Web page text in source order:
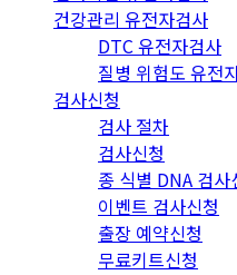
건강관리 유전자검사
DTC 유전자검사
질병 위험도 유전
검사신청
검사 절차
검사신청
종 식별 DNA 검사
이벤트 검사신청
출장 예약신청
무료키트신청